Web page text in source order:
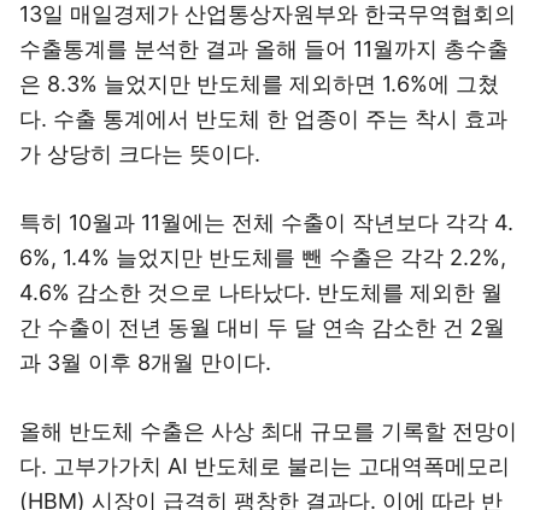
13일 매일경제가 산업통상자원부와 한국무역협회의
수출통계를 분석한 결과 올해 들어 11월까지 총수출
은 8.3% 늘었지만 반도체를 제외하면 1.6%에 그쳤
다. 수출 통계에서 반도체 한 업종이 주는 착시 효과
가 상당히 크다는 뜻이다.
특히 10월과 11월에는 전체 수출이 작년보다 각각 4.
6%, 1.4% 늘었지만 반도체를 뺀 수출은 각각 2.2%,
4.6% 감소한 것으로 나타났다. 반도체를 제외한 월
간 수출이 전년 동월 대비 두 달 연속 감소한 건 2월
과 3월 이후 8개월 만이다.
올해 반도체 수출은 사상 최대 규모를 기록할 전망이
다. 고부가가치 AI 반도체로 불리는 고대역폭메모리
(HBM) 시장이 급격히 팽창한 결과다. 이에 따라 반